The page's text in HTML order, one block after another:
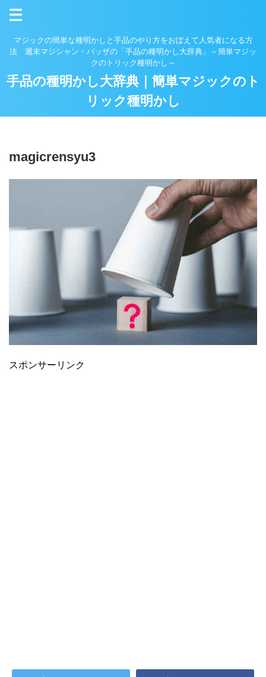
マジックの簡単な種明かしと手品のやり方をおぼえて人気者になる方
法 週末マジシャン・バッザの「手品の種明かし大辞典」～簡単マジッ
クのトリック種明かし～
手品の種明かし大辞典｜簡単マジックのト
リック種明かし
magicrensyu3
スポンサーリンク